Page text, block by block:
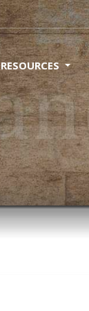
RESOURCES